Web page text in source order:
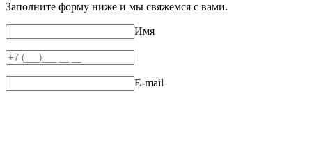
Заполните форму ниже и мы свяжемся с вами.
Имя
E-mail